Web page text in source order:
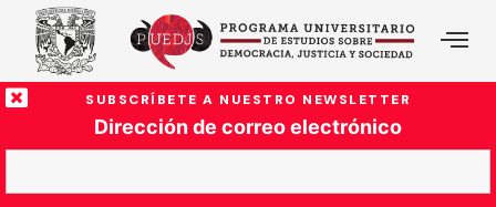
SUBSCRÍBETE A NUESTRO NEWSLETTER
Dirección de correo electrónico